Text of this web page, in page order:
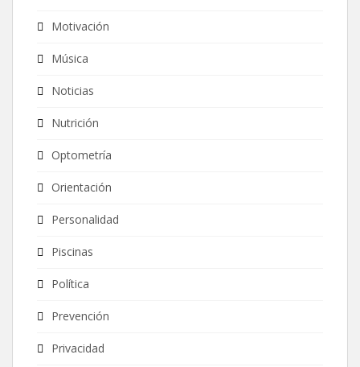
Motivación
Música
Noticias
Nutrición
Optometría
Orientación
Personalidad
Piscinas
Política
Prevención
Privacidad